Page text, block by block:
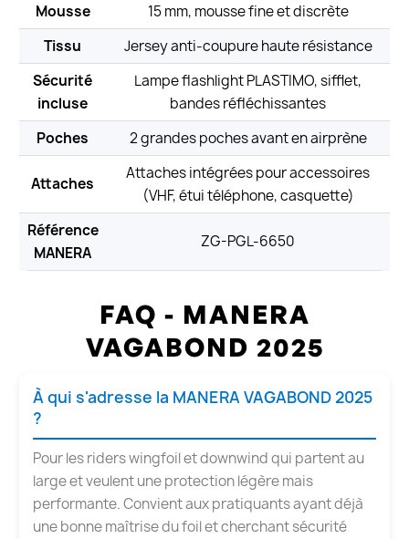
Mousse
15 mm, mousse fine et discrète
Tissu
Jersey anti-coupure haute résistance
Sécurité
incluse
Lampe flashlight PLASTIMO, sifflet,
bandes réfléchissantes
Poches
2 grandes poches avant en airprène
Attaches
Attaches intégrées pour accessoires
(VHF, étui téléphone, casquette)
Référence
MANERA
ZG-PGL-6650
FAQ - MANERA
VAGABOND 2025
À qui s'adresse la MANERA VAGABOND 2025
?
Pour les riders wingfoil et downwind qui partent au
large et veulent une protection légère mais
performante. Convient aux pratiquants ayant déjà
une bonne maîtrise du foil et cherchant sécurité